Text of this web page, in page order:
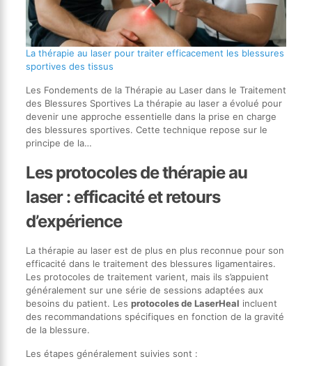
La thérapie au laser pour traiter efficacement les blessures
sportives des tissus
Les Fondements de la Thérapie au Laser dans le Traitement
des Blessures Sportives La thérapie au laser a évolué pour
devenir une approche essentielle dans la prise en charge
des blessures sportives. Cette technique repose sur le
principe de la…
Les protocoles de thérapie au
laser : efficacité et retours
d’expérience
La thérapie au laser est de plus en plus reconnue pour son
efficacité dans le traitement des blessures ligamentaires.
Les protocoles de traitement varient, mais ils s’appuient
généralement sur une série de sessions adaptées aux
besoins du patient. Les protocoles de LaserHeal incluent
des recommandations spécifiques en fonction de la gravité
de la blessure.
Les étapes généralement suivies sont :